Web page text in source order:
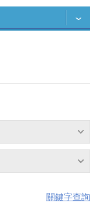
關鍵字查詢